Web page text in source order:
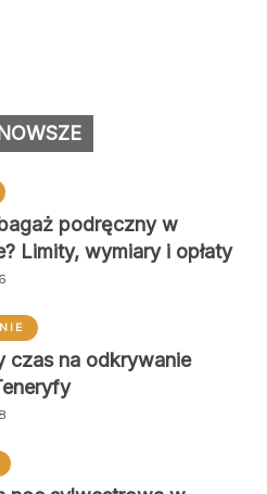
podręczny w
Limity, wymiary i opłaty
czas na odkrywanie